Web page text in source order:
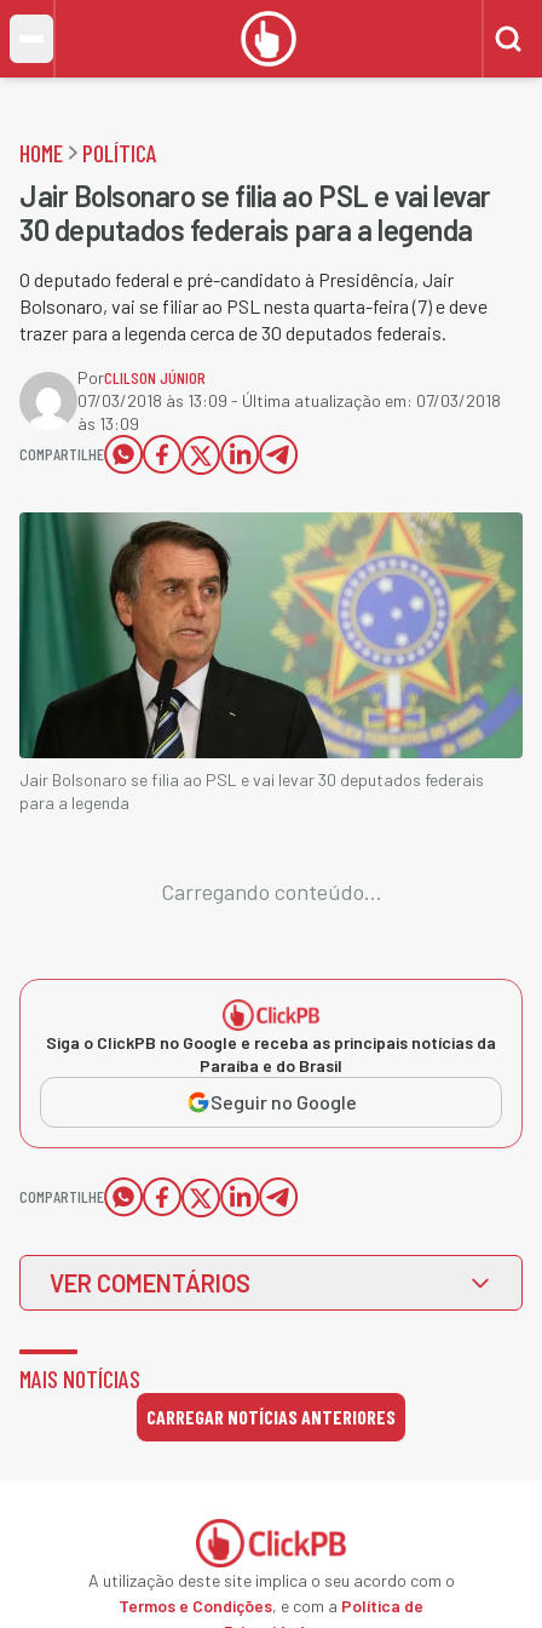
HOME POLÍTICA
Jair Bolsonaro se filia ao PSL e vai levar
30 deputados federais para a legenda
O deputado federal e pré-candidato à Presidência, Jair
Bolsonaro, vai se filiar ao PSL nesta quarta-feira (7) e deve
trazer para a legenda cerca de 30 deputados federais.
PorCLILSON JÚNIOR
07/03/2018 às 13:09 - Última atualização em: 07/03/2018
às 13:09
COMPARTILHE
Jair Bolsonaro se filia ao PSL e vai levar 30 deputados federais
para a legenda
Carregando conteúdo...
Siga o ClickPB no Google e receba as principais notícias da
Paraíba e do Brasil
Seguir no Google
COMPARTILHE
VER COMENTÁRIOS
MAIS NOTÍCIAS
CARREGAR NOTÍCIAS ANTERIORES
A utilização deste site implica o seu acordo com o
Termos e Condições, e com a Política de